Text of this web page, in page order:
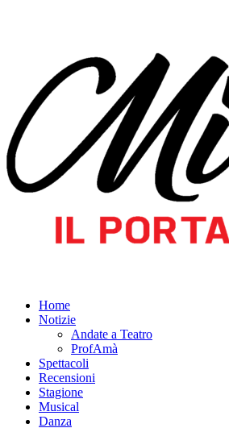
Home
Notizie
Andate a Teatro
ProfAmà
Spettacoli
Recensioni
Stagione
Musical
Danza